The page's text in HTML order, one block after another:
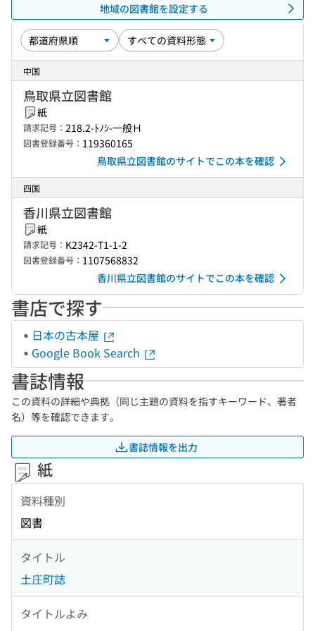
地域の図書館を設定する
中国
鳥取県立図書館
紙
請求記号： 218.2-ﾄﾉｼ-一般Ｈ
図書登録番号： 119360165
鳥取県立図書館のサイトでこの本を確認
四国
香川県立図書館
紙
請求記号： K2342-T1-1-2
図書登録番号： 1107568832
香川県立図書館のサイトでこの本を確認
書店で探す
日本の古本屋
Google Book Search
書誌情報
この資料の詳細や典拠（同じ主題の資料を指すキーワード、著者
名）等を確認できます。
書誌情報を出力
紙
資料種別
図書
タイトル
土庄町誌
タイトルよみ